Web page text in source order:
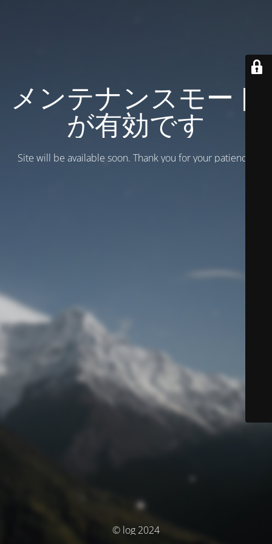
メンテナンスモード
が有効です
Site will be available soon. Thank you for your patience!
© log 2024